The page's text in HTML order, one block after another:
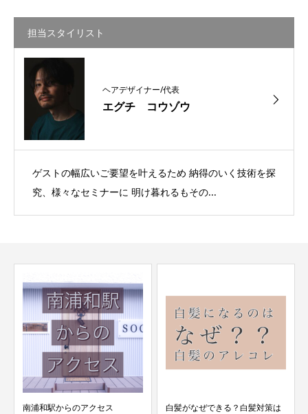
担当スタイリスト
ヘアデザイナー/代表
エグチ コウゾウ
ゲストの幅広いご要望を叶えるため 納得のいく技術を探
究、様々なセミナーに 明け暮れるもその...
南浦和駅からのアクセス
白髪がなぜできる？白髪対策は